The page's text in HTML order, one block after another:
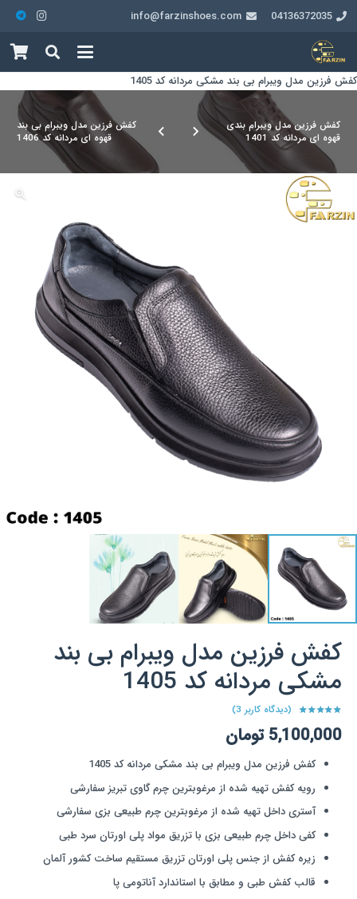
04136372035
info@farzinshoes.com
کفش فرزین مدل ویبرام بی بند مشکی مردانه کد 1405
کفش فرزین مدل ویبرام بی بند
قهوه ای مردانه کد 1406
کفش فرزین مدل ویبرام بندی
قهوه ای مردانه کد 1401
کفش فرزین مدل ویبرام بی بند
مشکی مردانه کد 1405
3
مشتری
(دیدگاه کاربر 3
)
5,100,000 تومان
کفش فرزین مدل ویبرام بی بند مشکی مردانه کد 1405
رویه کفش تهیه شده از مرغوبترین چرم گاوی تبریز سفارشی
آستری داخل تهیه شده از مرغوبترین چرم طبیعی بزی سفارشی
کفی داخل چرم طبیعی بزی با تزریق مواد پلی اورتان سرد طبی
زیره کفش از جنس پلی اورتان تزریق مستقیم ساخت کشور آلمان
قالب کفش طبی و مطابق با استاندارد آناتومی پا